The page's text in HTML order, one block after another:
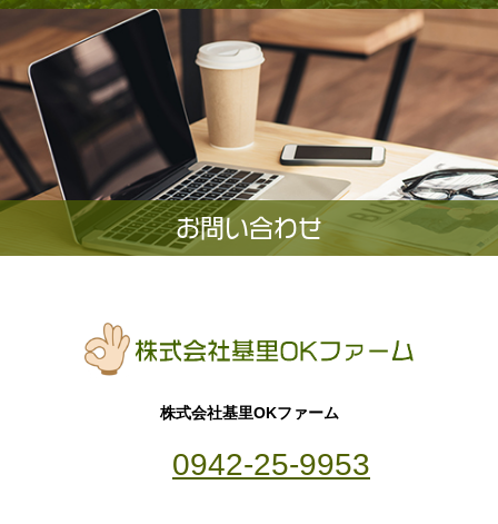
お問い合わせ
株式会社基里OKファーム
0942-25-9953